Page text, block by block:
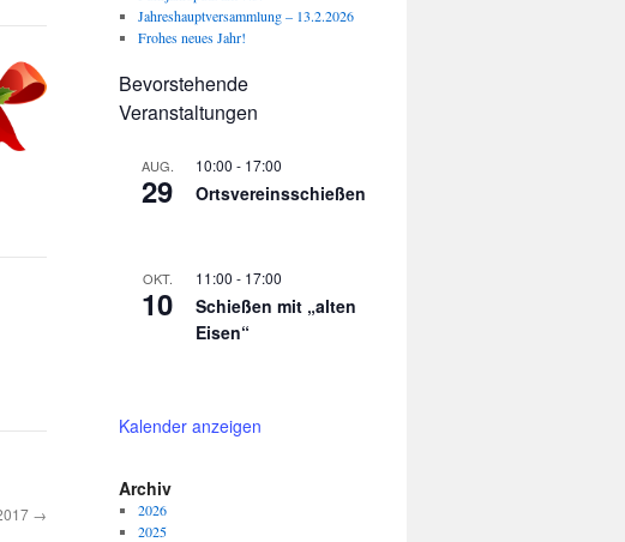
→
Jahreshauptversammlung – 13.2.2026
Frohes neues Jahr!
Bevorstehende
Veranstaltungen
AUG.
29
10:00 - 17:00
Ortsvereinsschießen
OKT.
10
11:00 - 17:00
Schießen mit „alten
Eisen“
Kalender anzeigen
Archiv
2026
2025